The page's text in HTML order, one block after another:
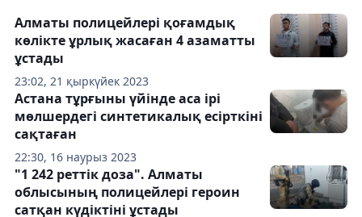
23:02, 21 қыркүйек 2023
Алматы полицейлері қоғамдық
көлікте ұрлық жасаған 4 азаматты
ұстады
22:30, 16 наурыз 2023
Астана тұрғыны үйінде аса ірі
мөлшердегі синтетикалық есірткіні
сақтаған
"1 242 реттік доза". Алматы
облысының полицейлері героин
сатқан күдіктіні ұстады